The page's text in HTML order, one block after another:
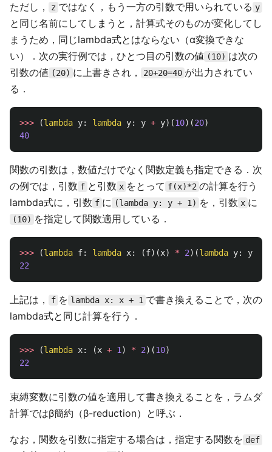
ただし， z ではなく，もう一方の引数で用いられている y
と同じ名前にしてしまうと，計算式そのものが変化してし
まうため，同じlambda式とはならない（α変換できな
い）．次の実行例では，ひとつ目の引数の値 (10) は次の
引数の値 (20) に上書きされ， 20+20=40 が出力されてい
る．
>>> (lambda y: lambda y: y + y)(10)(20)
40
関数の引数は，数値だけでなく関数定義も指定できる．次
の例では，引数 f と引数 x をとって f(x)*2 の計算を行う
lambda式に，引数 f に (lambda y: y + 1) を，引数 x に
(10) を指定して関数適用している．
>>> (lambda f: lambda x: (f)(x) * 2)(lambda y: y
22
上記は， f を lambda x: x + 1 で書き換えることで，次の
lambda式と同じ計算を行う．
>>> (lambda x: (x + 1 ) * 2)(10)
22
束縛変数に引数の値を適用して書き換えることを，ラムダ
計算ではβ簡約（β-reduction）と呼ぶ．
なお，関数を引数に指定する場合は，指定する関数を def